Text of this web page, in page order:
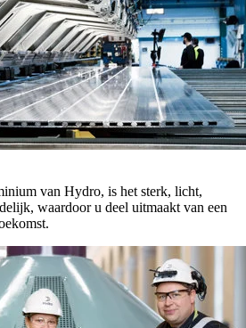
van Hydro, is het sterk, licht,
waardoor u deel uitmaakt van een